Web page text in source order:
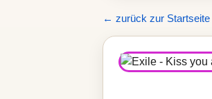
← zurück zur Startseite